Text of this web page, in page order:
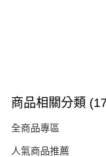
商品相關分類
全商品專區
人氣商品推薦